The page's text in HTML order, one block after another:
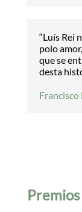
“Luís Rei
polo
que se
desta
Francisco
Premios